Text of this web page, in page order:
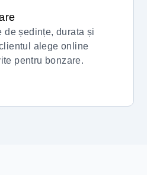
de ședințe, durata și
alege online
pentru bonzare.